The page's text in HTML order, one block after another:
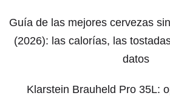
Guía de las mejores cervezas
(2026): las calorías, las
datos
Klarstein Brauheld Pro 35L: